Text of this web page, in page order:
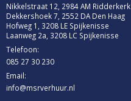
Nikkelstraat 12, 2984 AM Ridderkerk
Dekkershoek 7, 2552 DA Den Haag
Hofweg 1, 3208 LE Spijkenisse
Laanweg 2a, 3208 LC Spijkenisse
Telefoon:
085 27 30 230
Email:
info@msrverhuur.nl